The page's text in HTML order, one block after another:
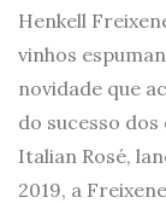
Henkell
vinhos
novidade que
do sucesso
Italian Rosé,
2019, a